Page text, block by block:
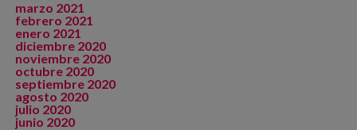
marzo 2021
febrero 2021
enero 2021
diciembre 2020
noviembre 2020
octubre 2020
septiembre 2020
agosto 2020
julio 2020
junio 2020